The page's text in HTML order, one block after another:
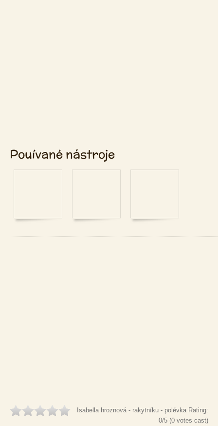
Pouívané nástroje
Isabella hroznová - rakytníku - polévka Rating:
0/5 (0 votes cast)